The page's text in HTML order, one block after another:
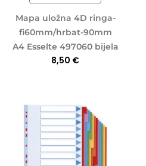
Mapa uložna 4D ringa-
fi60mm/hrbat-90mm
A4 Esselte 497060 bijela
8,50 €